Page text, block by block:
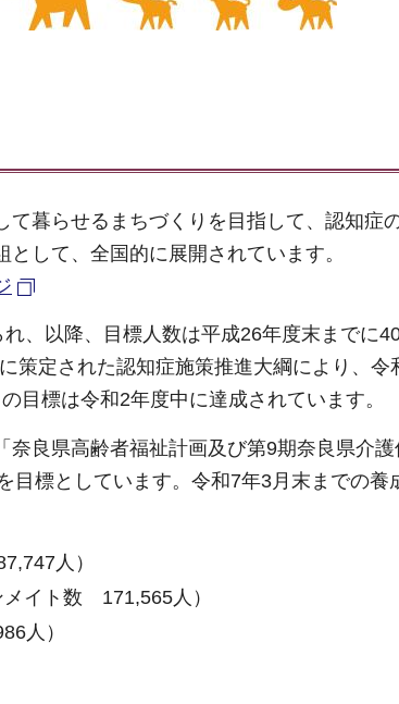
暮らせるまちづくりを目指して、認知症
して、全国的に展開されています。
、以降、目標人数は平成26年度末までに
策定された認知症施策推進大綱により、令
目標は令和2年度中に達成されています。
良県高齢者福祉計画及び第9期奈良県介
標としています。令和7年3月末までの養
人）
メイト数 171,565人）
人）